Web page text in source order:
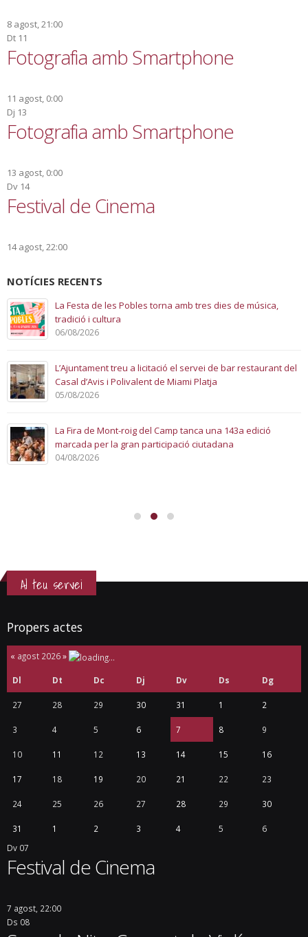
8 agost, 21:00
Dt 11
Fotografia amb Smartphone
11 agost, 0:00
Dj 13
Fotografia amb Smartphone
13 agost, 0:00
Dv 14
Festival de Cinema
14 agost, 22:00
NOTÍCIES RECENTS
La Festa de les Pobles torna amb tres dies de música,
tradició i cultura
06/08/2026
L’Ajuntament treu a licitació el servei de bar restaurant del
Casal d’Avis i Polivalent de Miami Platja
05/08/2026
La Fira de Mont-roig del Camp tanca una 143a edició
marcada per la gran participació ciutadana
04/08/2026
Al teu servei
Propers actes
« agost 2026»
Dl Dt Dc Dj Dv Ds Dg
27 28 29 30 31 1 2
3 4 5 6 7 8 9
10 11 12 13 14 15 16
17 18 19 20 21 22 23
24 25 26 27 28 29 30
31 1 2 3 4 5
6
Dv 07
Festival de Cinema
7 agost, 22:00
Ds 08